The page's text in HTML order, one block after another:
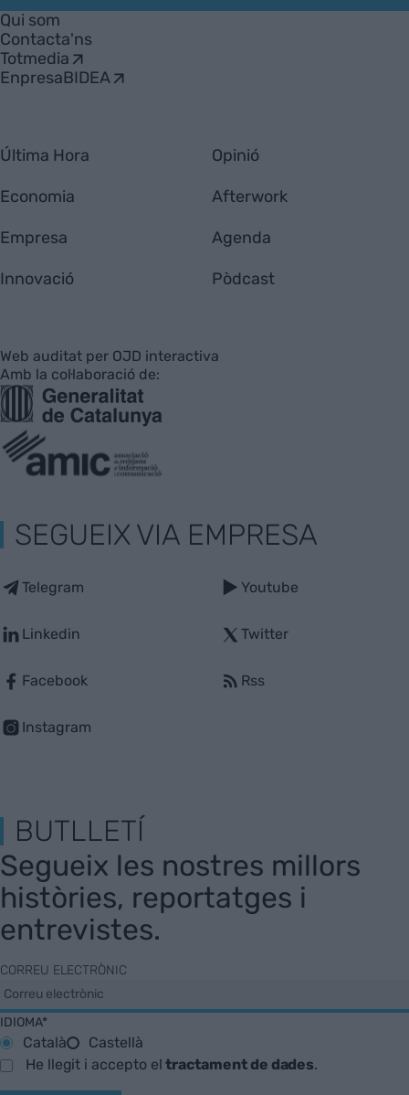
Empresa
Qui som
Contacta'ns
Totmedia
EnpresaBIDEA
Última Hora
Economia
Empresa
Innovació
Opinió
Afterwork
Agenda
Pòdcast
Web auditat per OJD interactiva
Amb la col·laboració de:
SEGUEIX VIA EMPRESA
Telegram
Linkedin
Facebook
Instagram
Youtube
Twitter
Rss
BUTLLETÍ
Segueix les nostres millors
històries, reportatges i
entrevistes.
CORREU ELECTRÒNIC
IDIOMA*
Català
Castellà
He llegit i accepto eltractament de dades.